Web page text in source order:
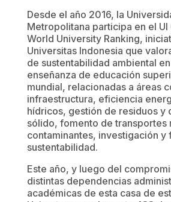
Desde el año 2016, la
Metropolitana participa en el
World University Ranking,
Universitas Indonesia que
de sustentabilidad ambiental
enseñanza de educación
mundial, relacionadas a áreas
infraestructura, eficiencia
hídricos, gestión de residuos y
sólido, fomento de transportes
contaminantes, investigación y
sustentabilidad.
Este año, y luego del
distintas dependencias
académicas de esta casa de